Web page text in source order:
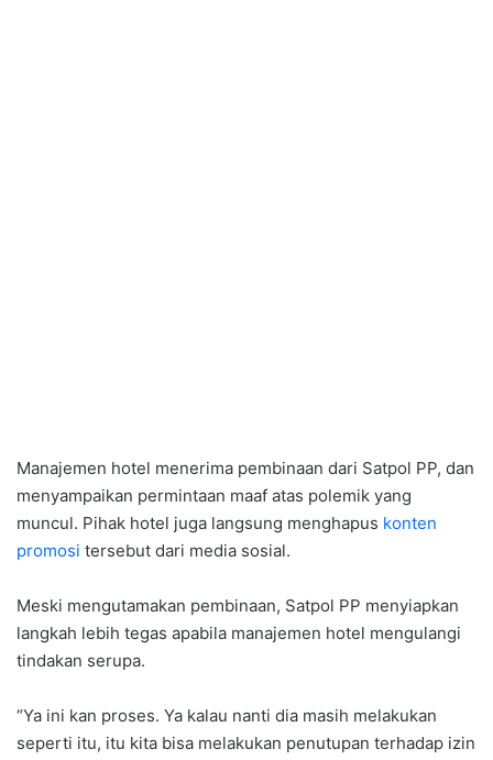
Manajemen hotel menerima pembinaan dari Satpol PP, dan
menyampaikan permintaan maaf atas polemik yang
muncul. Pihak hotel juga langsung menghapus konten
promosi tersebut dari media sosial.
Meski mengutamakan pembinaan, Satpol PP menyiapkan
langkah lebih tegas apabila manajemen hotel mengulangi
tindakan serupa.
“Ya ini kan proses. Ya kalau nanti dia masih melakukan
seperti itu, itu kita bisa melakukan penutupan terhadap izin